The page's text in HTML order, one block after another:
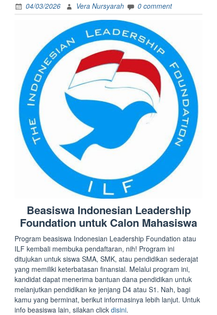
04/03/2026 Vera Nursyarah 0 comment
Beasiswa Indonesian Leadership
Foundation untuk Calon Mahasiswa
Program beasiswa Indonesian Leadership Foundation atau
ILF kembali membuka pendaftaran, nih! Program ini
ditujukan untuk siswa SMA, SMK, atau pendidikan sederajat
yang memiliki keterbatasan finansial. Melalui program ini,
kandidat dapat menerima bantuan dana pendidikan untuk
melanjutkan pendidikan ke jenjang D4 atau S1. Nah, bagi
kamu yang berminat, berikut informasinya lebih lanjut. Untuk
info beasiswa lain, silakan click disini.